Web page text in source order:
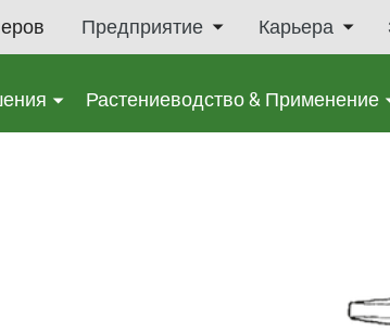
Предприятие Карьера
Растениеводство & Применение